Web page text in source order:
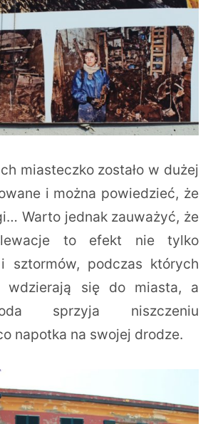
miasteczko zostało w dużej
i można powiedzieć, że
Warto jednak zauważyć, że
to efekt nie tylko
sztormów, podczas których
wdzierają się do miasta, a
sprzyja niszczeniu
napotka na swojej drodze.